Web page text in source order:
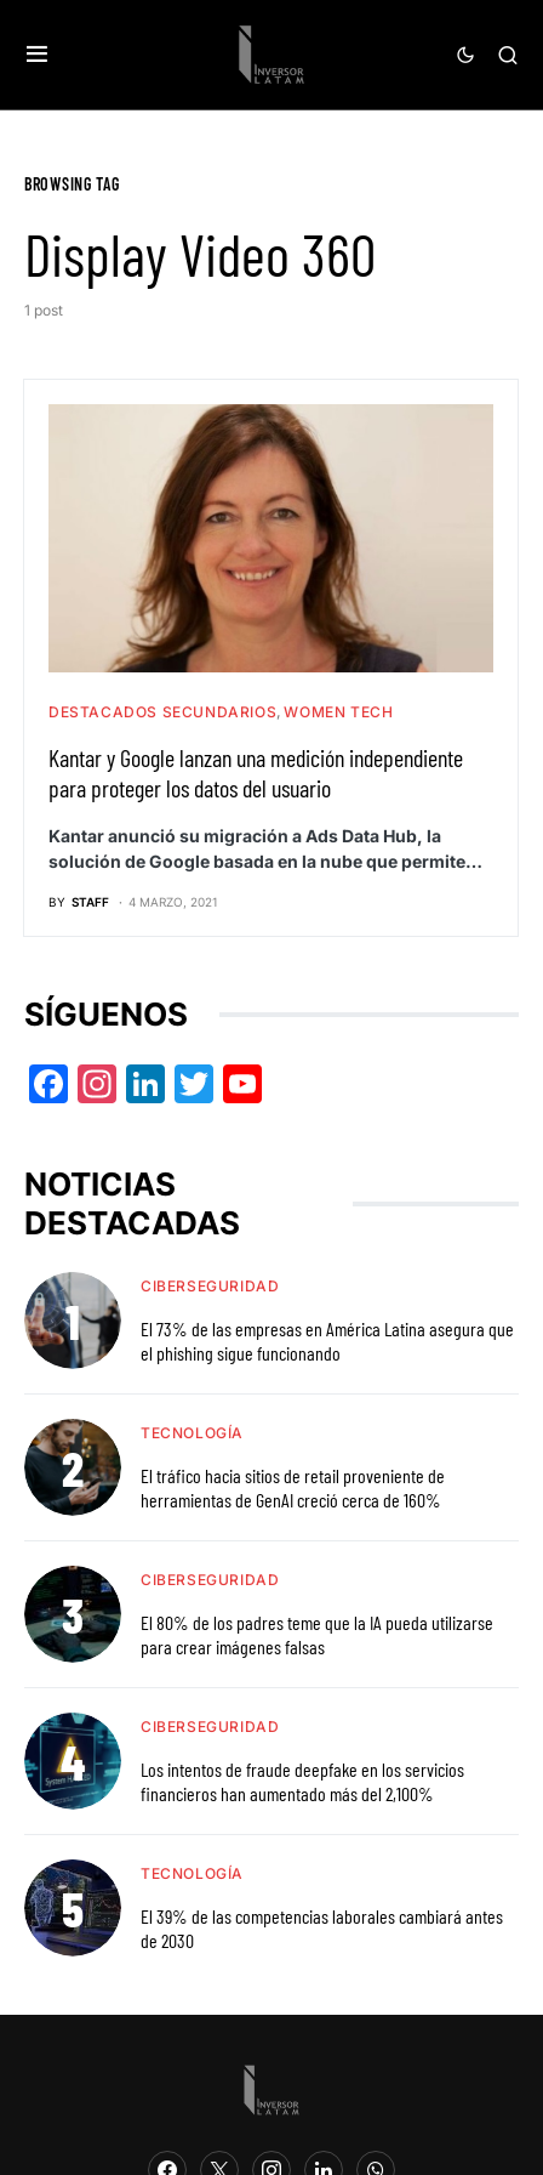
BROWSING TAG
Display Video 360
1 post
DESTACADOS SECUNDARIOS WOMEN TECH
Kantar y Google lanzan una medición independiente
para proteger los datos del usuario
Kantar anunció su migración a Ads Data Hub, la
solución de Google basada en la nube que permite…
BY STAFF 4 MARZO, 2021
SÍGUENOS
Facebook
Instagram
LinkedIn
Twitter
NOTICIAS
DESTACADAS
CIBERSEGURIDAD
El 73% de las empresas en América Latina asegura que
el phishing sigue funcionando
TECNOLOGÍA
El tráfico hacia sitios de retail proveniente de
herramientas de GenAI creció cerca de 160%
CIBERSEGURIDAD
El 80% de los padres teme que la IA pueda utilizarse
para crear imágenes falsas
CIBERSEGURIDAD
Los intentos de fraude deepfake en los servicios
financieros han aumentado más del 2,100%
TECNOLOGÍA
El 39% de las competencias laborales cambiará antes
de 2030